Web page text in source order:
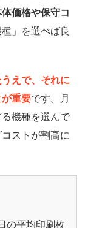
価格や保守コ
」を選べば良
えで、それに
重要です。月
機種を選んで
ストが割高に
の平均印刷枚